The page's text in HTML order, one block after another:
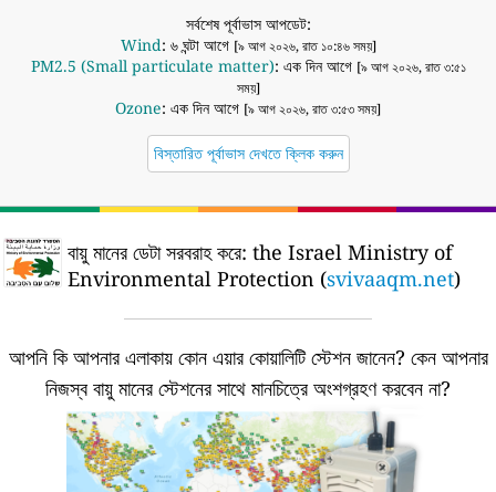
সর্বশেষ পূর্বাভাস আপডেট:
Wind: ৬ ঘন্টা আগে [৯ আগ ২০২৬, রাত ১০:৪৬ সময়]
PM2.5 (Small particulate matter): এক দিন আগে [৯ আগ ২০২৬, রাত ৩:৫১
সময়]
Ozone: এক দিন আগে [৯ আগ ২০২৬, রাত ৩:৫৩ সময়]
বিস্তারিত পূর্বাভাস দেখতে ক্লিক করুন
বায়ু মানের ডেটা সরবরাহ করে: the Israel Ministry of
Environmental Protection (svivaaqm.net)
আপনি কি আপনার এলাকায় কোন এয়ার কোয়ালিটি স্টেশন জানেন? কেন আপনার
নিজস্ব বায়ু মানের স্টেশনের সাথে মানচিত্রে অংশগ্রহণ করবেন না?